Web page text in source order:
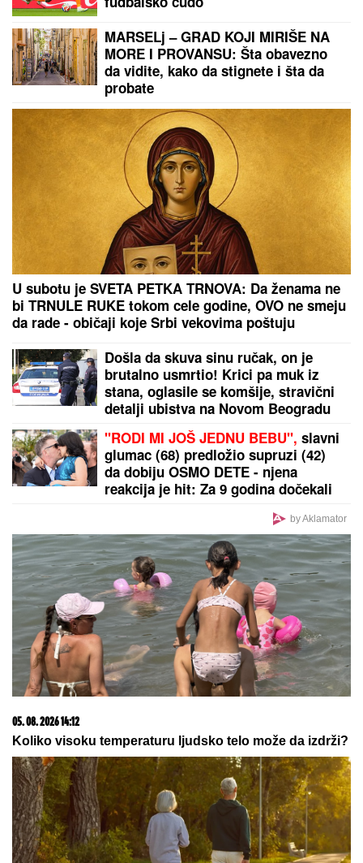
IZBORITI SA TIM"Pevačica zbog
unuka sa autizmom otišla da živi na
selo, pa morala da donese najtežu
odluku: "Postao je agresivan"
UMRO MUŠKARAC OD UBODA
STRŠLjENA: Nesreća u Višnjici
MILKA (82) DOŠLA SINU DA SKUVA RUČAK, A ON
JE UBIO:Detalji jezivog zločina na Novom
Beogradu, Zoran pokušao da skoči sa terase na 7.
spratu
NAJVEĆA KUPOVINA REALA:
Madriđani platili 125 miliona evra za
fudbalsko čudo
MARSELj – GRAD KOJI MIRIŠE NA
MORE I PROVANSU: Šta obavezno
da vidite, kako da stignete i šta da
probate
U subotu je SVETA PETKA TRNOVA: Da ženama ne
bi TRNULE RUKE tokom cele godine, OVO ne smeju